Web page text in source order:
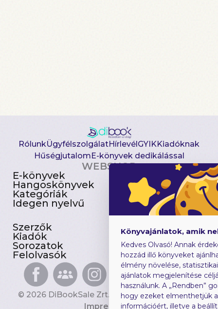
RólunkÜgyfélszolgálatHírlevélGYIKKiadóknak
HűségjutalomE-könyvek dedikálással
WEBSHOP
E-könyvek
Hangoskönyvek
Kategóriák
Idegen nyelvű
Csomagajánlatok
Akciósak
Előjegyezhetők
Újdonságok
Szerzők
Kiadók
Sorozatok
Felolvasók
Gyerekkönyvek
Heti toplista
Ajándékutalvány
Blog
© 2026 DiBookSale Zrt. Minden jog fenntartva.
Impresszum
Könyvajánlatok, amik
Kedves Olvasó! Annak
hozzád illő könyveket
élmény növelése,
ajánlatok megjelenítése
használunk. A „Rendben”
hogy ezeket elmenthetjük
információért, illetve a